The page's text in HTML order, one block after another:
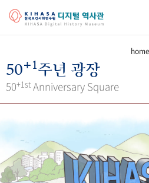
걸어온 길 기관 변천사
키워드로 보는 연구
간행물 변천사
home
50+1주년 광장
50+1st Anniversary Square